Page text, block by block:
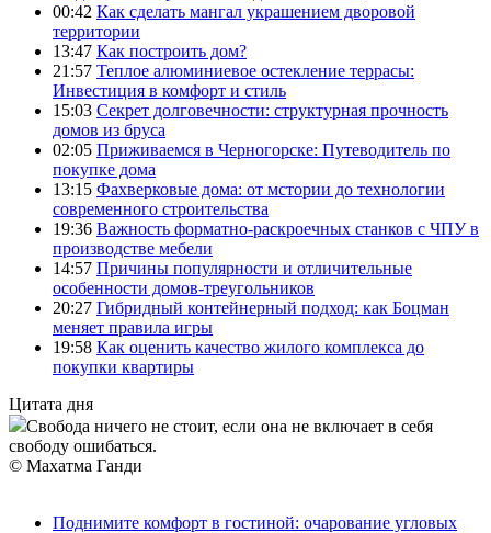
00:42 Как сделать мангал украшением дворовой
территории
13:47 Как построить дом?
21:57 Теплое алюминиевое остекление террасы:
Инвестиция в комфорт и стиль
15:03 Секрет долговечности: структурная прочность
домов из бруса
02:05 Приживаемся в Черногорске: Путеводитель по
покупке дома
13:15 Фахверковые дома: от мстории до технологии
современного строительства
19:36 Важность форматно-раскроечных станков с ЧПУ в
производстве мебели
14:57 Причины популярности и отличительные
особенности домов-треугольников
20:27 Гибридный контейнерный подход: как Боцман
меняет правила игры
19:58 Как оценить качество жилого комплекса до
покупки квартиры
Цитата дня
Свобода ничего не стоит, если она не включает в себя
свободу ошибаться.
© Махатма Ганди
Поднимите комфорт в гостиной: очарование угловых